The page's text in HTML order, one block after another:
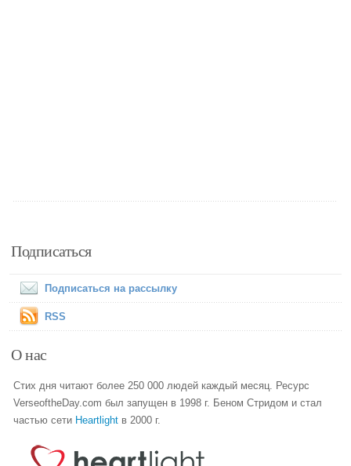
Подписаться
Подписаться на рассылку
RSS
О нас
Стих дня читают более 250 000 людей каждый месяц. Ресурс
VerseoftheDay.com был запущен в 1998 г. Беном Стридом и стал
частью сети Heartlight в 2000 г.